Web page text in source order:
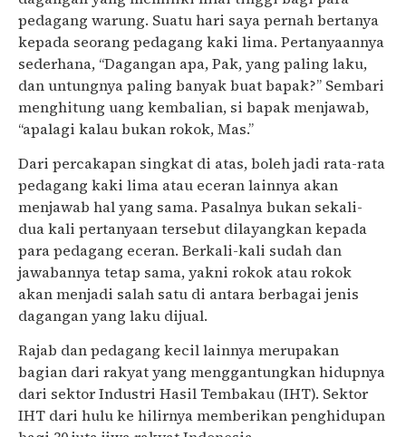
pedagang warung. Suatu hari saya pernah bertanya
kepada seorang pedagang kaki lima. Pertanyaannya
sederhana, “Dagangan apa, Pak, yang paling laku,
dan untungnya paling banyak buat bapak?” Sembari
menghitung uang kembalian, si bapak menjawab,
“apalagi kalau bukan rokok, Mas.”
Dari percakapan singkat di atas, boleh jadi rata-rata
pedagang kaki lima atau eceran lainnya akan
menjawab hal yang sama. Pasalnya bukan sekali-
dua kali pertanyaan tersebut dilayangkan kepada
para pedagang eceran. Berkali-kali sudah dan
jawabannya tetap sama, yakni rokok atau rokok
akan menjadi salah satu di antara berbagai jenis
dagangan yang laku dijual.
Rajab dan pedagang kecil lainnya merupakan
bagian dari rakyat yang menggantungkan hidupnya
dari sektor Industri Hasil Tembakau (IHT). Sektor
IHT dari hulu ke hilirnya memberikan penghidupan